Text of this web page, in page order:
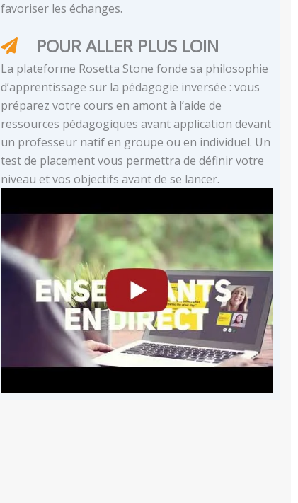
favoriser les échanges.
POUR ALLER PLUS LOIN
La plateforme Rosetta Stone fonde sa philosophie
d’apprentissage sur la pédagogie inversée : vous
préparez votre cours en amont à l’aide de
ressources pédagogiques avant application devant
un professeur natif en groupe ou en individuel. Un
test de placement vous permettra de définir votre
niveau et vos objectifs avant de se lancer.